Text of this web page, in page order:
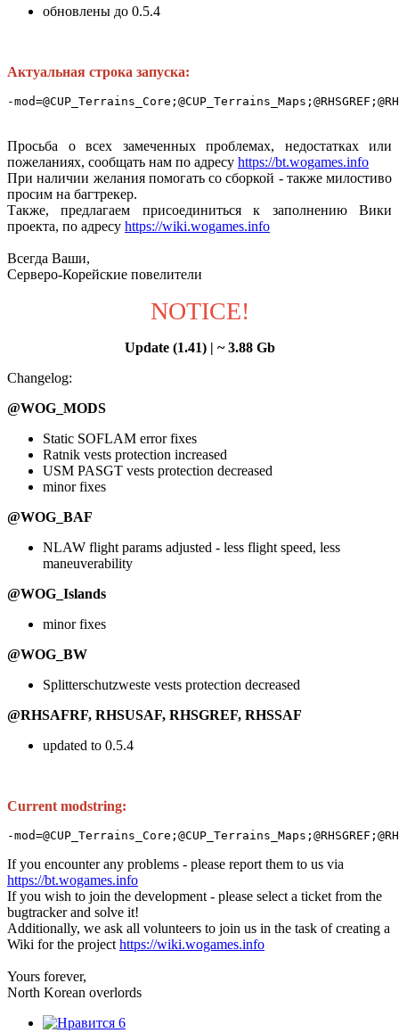
обновлены до 0.5.4
Актуальная строка запуска:
-
Просьба о всех замеченных проблемах, недостатках или
пожеланиях, сообщать нам по адресу https://bt.wogames.info
При наличии желания помогать со сборкой - также милостиво
просим на багтрекер.
Также, предлагаем присоединиться к заполнению Вики
проекта, по адресу https://wiki.wogames.info
Всегда Ваши,
Серверо-Корейские повелители
NOTICE!
Update (1.41) | ~ 3.88 Gb
Changelog:
@WOG_MODS
Static SOFLAM error fixes
Ratnik vests protection increased
USM PASGT vests protection decreased
minor fixes
@WOG_BAF
NLAW flight params adjusted - less flight speed, less
maneuverability
@WOG_Islands
minor fixes
@WOG_BW
Splitterschutzweste vests protection decreased
@RHSAFRF, RHSUSAF, RHSGREF, RHSSAF
updated to 0.5.4
Current modstring:
-
If you encounter any problems - please report them to us via
https://bt.wogames.info
If you wish to join the development - please select a ticket from the
bugtracker and solve it!
Additionally, we ask all volunteers to join us in the task of creating a
Wiki for the project https://wiki.wogames.info
Yours forever,
North Korean overlords
6